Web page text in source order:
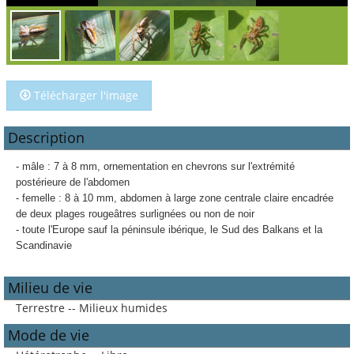
Télécharger l'image
Description
- mâle : 7 à 8 mm, ornementation en chevrons sur l'extrémité
postérieure de l'abdomen
- femelle : 8 à 10 mm, abdomen à large zone centrale claire encadrée
de deux plages rougeâtres surlignées ou non de noir
- toute l'Europe sauf la péninsule ibérique, le Sud des Balkans et la
Scandinavie
Milieu de vie
Terrestre -- Milieux humides
Mode de vie